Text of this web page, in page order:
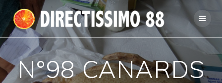
Passer
au
contenu
N°98 CANARDS